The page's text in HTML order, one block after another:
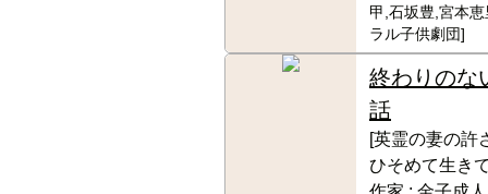
甲,石坂豊,宮本恵
ラル子供劇団]
終わりのな
話
[英霊の妻の
ひそめて生き